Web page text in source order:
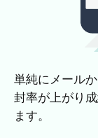
単純にメール
封率が上がり
ます。